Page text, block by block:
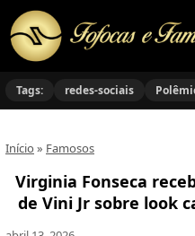
Tags: redes-sociais
Início » Famosos
Virginia Fonseca
de Vini Jr sobre look